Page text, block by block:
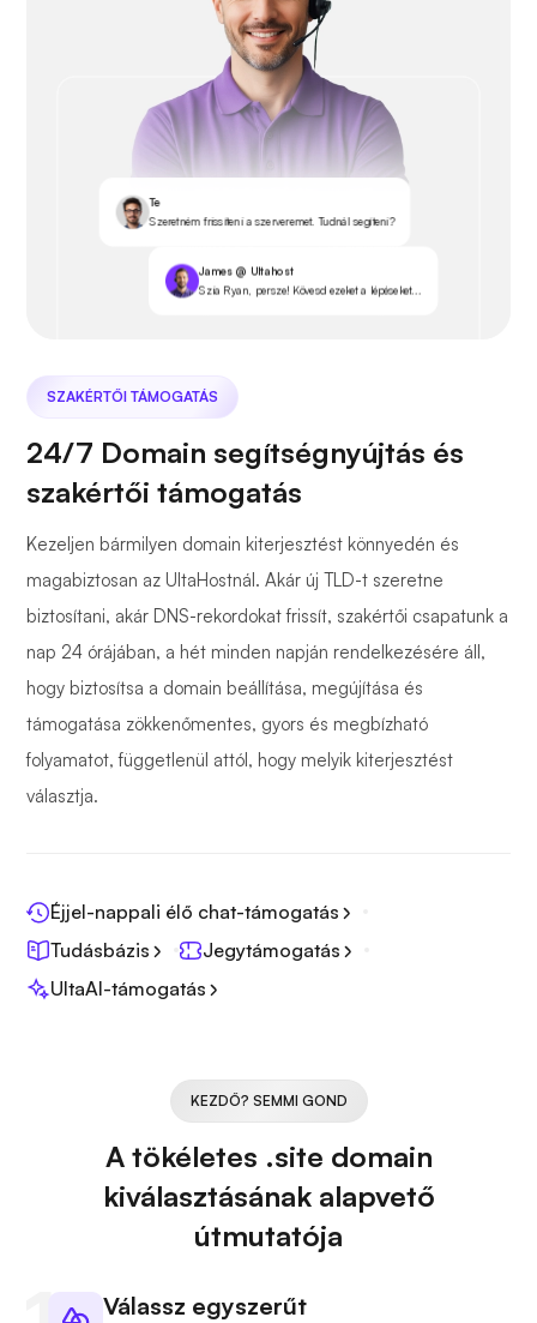
Te
Szeretném frissíteni a szerveremet. Tudnál segíteni?
James @ Ultahost
Szia Ryan, persze! Kövesd ezeket a lépéseket...
SZAKÉRTŐI TÁMOGATÁS
24/7 Domain segítségnyújtás és
szakértői támogatás
Kezeljen bármilyen domain kiterjesztést könnyedén és
magabiztosan az UltaHostnál. Akár új TLD-t szeretne
biztosítani, akár DNS-rekordokat frissít, szakértői csapatunk a
nap 24 órájában, a hét minden napján rendelkezésére áll,
hogy biztosítsa a domain beállítása, megújítása és
támogatása zökkenőmentes, gyors és megbízható
folyamatot, függetlenül attól, hogy melyik kiterjesztést
választja.
Éjjel-nappali élő chat-támogatás
Tudásbázis
Jegytámogatás
UltaAI-támogatás
KEZDŐ? SEMMI GOND
A tökéletes .site domain
kiválasztásának alapvető
útmutatója
Válassz egyszerűt